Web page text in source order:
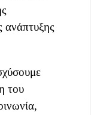
ανάπτυξης
του